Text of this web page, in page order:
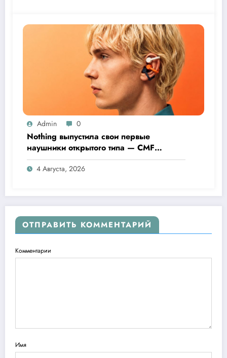
Admin 0
Nothing выпустила свои первые
наушники открытого типа — CMF
Clip Pro
4 Августа, 2026
ОТПРАВИТЬ КОММЕНТАРИЙ
Комментарии
Имя